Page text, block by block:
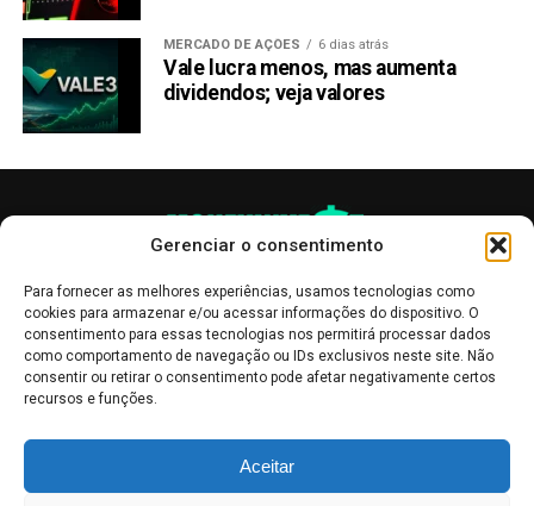
Gerenciar o consentimento
Para fornecer as melhores experiências, usamos tecnologias como
cookies para armazenar e/ou acessar informações do dispositivo. O
consentimento para essas tecnologias nos permitirá processar dados
como comportamento de navegação ou IDs exclusivos neste site. Não
consentir ou retirar o consentimento pode afetar negativamente certos
recursos e funções.
Aceitar
potencialmente altos.
Prioritizando a segurança, a integrou seu sistema com
Fireblocks, uma plataforma de custódia e transferência de
ativos digitais líder. O token RCOF também foi auditado
Conforme os traders geram lucros, eles podem gastar
seus ganhos convenientemente usando o cartão de débito
RCO Finance, disponível globalmente. Este cartão não
exige requisitos KYC, aumentando a privacidade e
acessibilidade do usuário.
A Pré-venda do Token RCO
Finance (RCOF): Uma
MERCADO DE AÇÕES 6 dias atrás
Vale lucra menos, mas aumenta
dividendos; veja valores
informativo, servindo como boletins de divulgação, e não devem ser
interpretadas como recomendações de investimento.Leia mais